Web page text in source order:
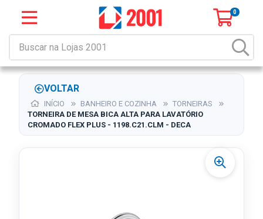
0
VOLTAR
INÍCIO BANHEIRO E COZINHA
TORNEIRAS
TORNEIRA DE MESA BICA ALTA PARA LAVATÓRIO
CROMADO FLEX PLUS - 1198.C21.CLM - DECA